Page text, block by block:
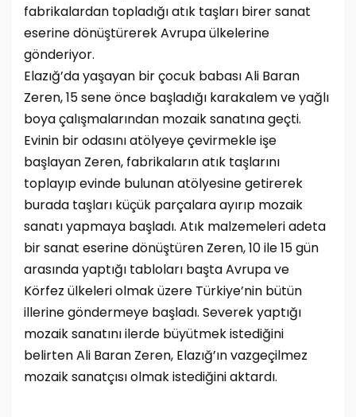
fabrikalardan topladığı atık taşları birer sanat
eserine dönüştürerek Avrupa ülkelerine
gönderiyor.
Elazığ’da yaşayan bir çocuk babası Ali Baran
Zeren, 15 sene önce başladığı karakalem ve yağlı
boya çalışmalarından mozaik sanatına geçti.
Evinin bir odasını atölyeye çevirmekle işe
başlayan Zeren, fabrikaların atık taşlarını
toplayıp evinde bulunan atölyesine getirerek
burada taşları küçük parçalara ayırıp mozaik
sanatı yapmaya başladı. Atık malzemeleri adeta
bir sanat eserine dönüştüren Zeren, 10 ile 15 gün
arasında yaptığı tabloları başta Avrupa ve
Körfez ülkeleri olmak üzere Türkiye’nin bütün
illerine göndermeye başladı. Severek yaptığı
mozaik sanatını ilerde büyütmek istediğini
belirten Ali Baran Zeren, Elazığ’ın vazgeçilmez
mozaik sanatçısı olmak istediğini aktardı.